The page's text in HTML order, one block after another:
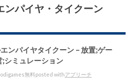
ンパイヤ・タイクーン
ンパイヤタイクーン – 放置;ゲー
;シミュレーション
無料posted withアプリーチ